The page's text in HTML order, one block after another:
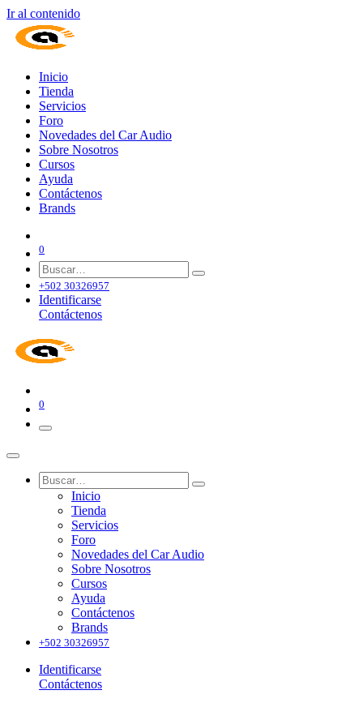
Ir al contenido
Inicio
Tienda
Servicios
Foro
Novedades del Car Audio
Sobre Nosotros
Cursos
Ayuda
Contáctenos
Brands
0
+502 30326957
Identificarse
Contáctenos
0
Inicio
Tienda
Servicios
Foro
Novedades del Car Audio
Sobre Nosotros
Cursos
Ayuda
Contáctenos
Brands
+502 30326957
Identificarse
Contáctenos